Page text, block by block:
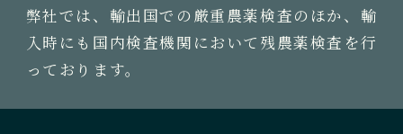
取扱商品
TEA
新着情報
弊社では、輸出国での厳重農薬検査のほか、輸
入時にも国内検査機関において残農薬検査を行
っております。